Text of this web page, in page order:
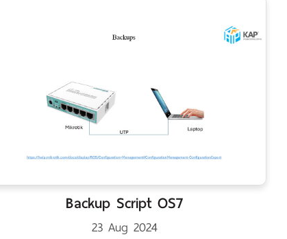
Backup Script OS7
23 Aug 2024